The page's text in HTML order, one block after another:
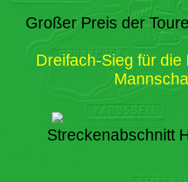
Großer Preis der
Dreifach-Sieg für die
Streckenabschnitt